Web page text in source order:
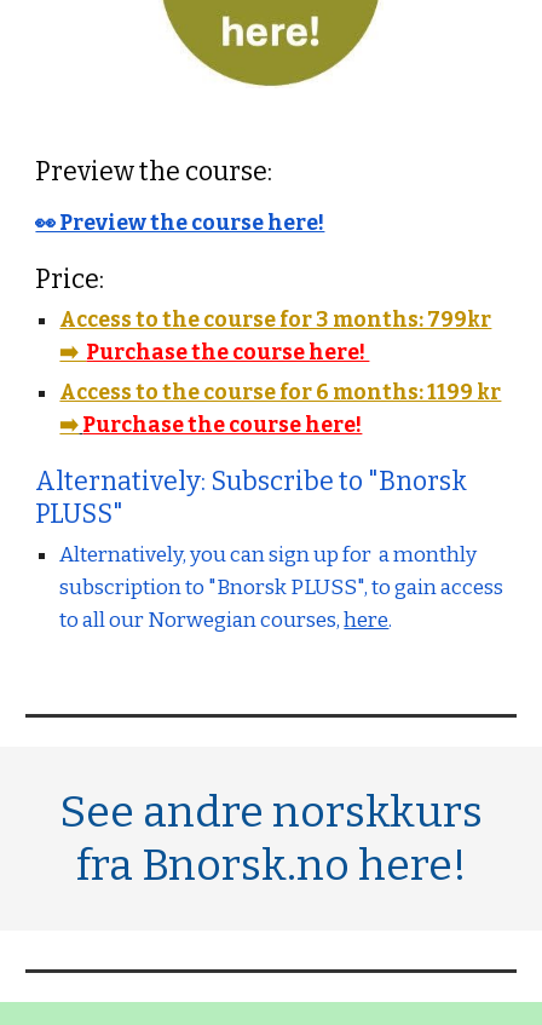
Preview the course:
👀 Preview the course here!
Price:
Access to the course for 3 months: 799kr
➡️ Purchase the course here!
Access to the course for 6 months: 1199 kr
➡️Purchase the course here!
Alternatively: Subscribe to "Bnorsk
PLUSS"
Alternatively, you can sign up for a monthly
subscription to "Bnorsk PLUSS", to gain access
to all our Norwegian courses,here.
See andre norskkurs
fra Bnorsk.no here!